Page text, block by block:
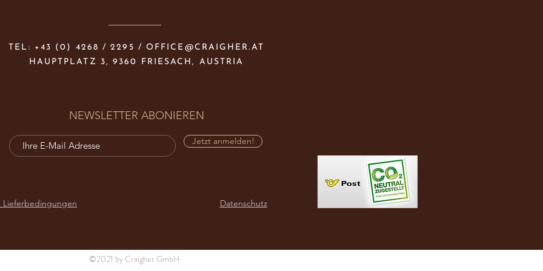
TEL: +43 (0) 4268 / 2295 / OFFICE@CRAIGHER.AT
HAUPTPLATZ 3, 9360 FRIESACH, AUSTRIA
NEWSLETTER ABONIEREN
Jetzt anmelden!
Lieferbedingungen Datenschutz
©2021 by Craigher GmbH